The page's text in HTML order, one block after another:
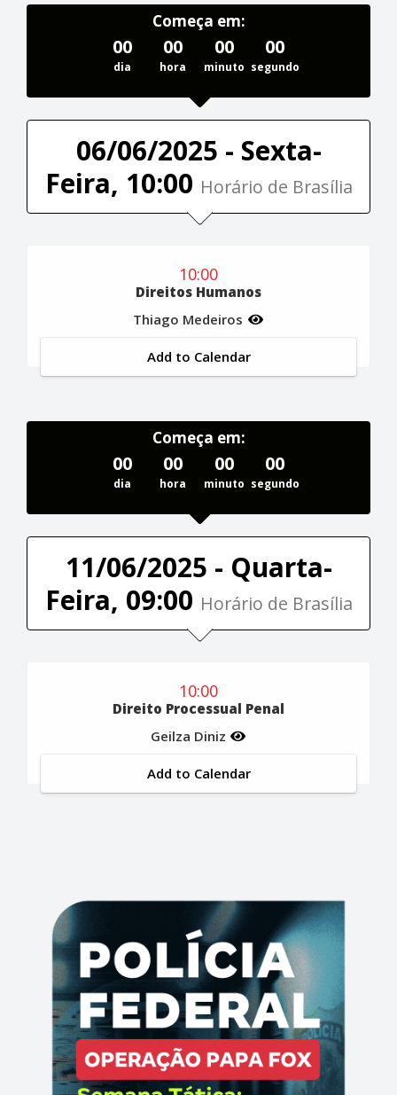
Começa em:
00
dia
00
hora
00
minuto
00
segundo
06/06/2025 - Sexta-
Feira, 10:00 Horário de Brasília
10:00
Direitos Humanos
Thiago Medeiros
Add to Calendar
Começa em:
00
dia
00
hora
00
minuto
00
segundo
11/06/2025 - Quarta-
Feira, 09:00 Horário de Brasília
10:00
Direito Processual Penal
Geilza Diniz
Add to Calendar